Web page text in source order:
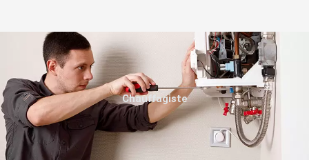
Chauffagiste